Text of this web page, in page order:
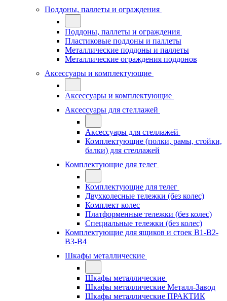
Поддоны, паллеты и ограждения
Поддоны, паллеты и ограждения
Пластиковые поддоны и паллеты
Металлические поддоны и паллеты
Металлические ограждения поддонов
Аксессуары и комплектующие
Аксессуары и комплектующие
Аксессуары для стеллажей
Аксессуары для стеллажей
Комплектующие (полки, рамы, стойки,
балки) для стеллажей
Комплектующие для телег
Комплектующие для телег
Двухколесные тележки (без колес)
Комплект колес
Платформенные тележки (без колес)
Специальные тележки (без колес)
Комплектующие для ящиков и стоек В1-В2-
В3-В4
Шкафы металлические
Шкафы металлические
Шкафы металлические Металл-Завод
Шкафы металлические ПРАКТИК